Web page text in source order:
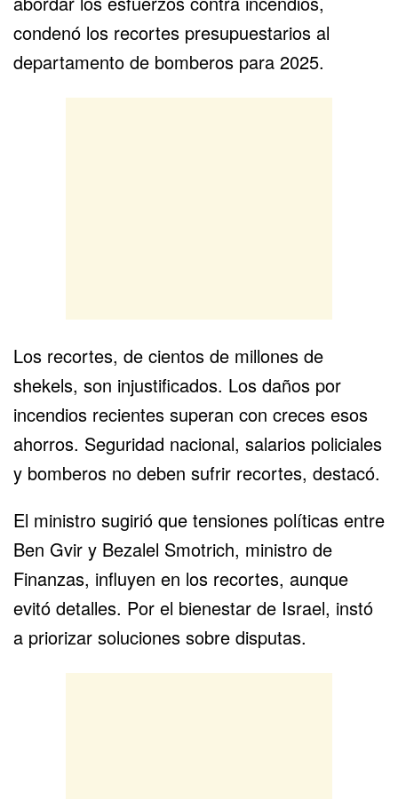
condenó los recortes presupuestarios al
departamento de bomberos para 2025.
Los recortes, de cientos de millones de
shekels, son injustificados. Los daños por
incendios recientes superan con creces esos
ahorros. Seguridad nacional, salarios policiales
y bomberos no deben sufrir recortes, destacó.
El ministro sugirió que tensiones políticas entre
Ben Gvir y Bezalel Smotrich, ministro de
Finanzas, influyen en los recortes, aunque
evitó detalles. Por el bienestar de Israel, instó
a priorizar soluciones sobre disputas.